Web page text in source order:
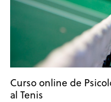
Curso online de
al Tenis